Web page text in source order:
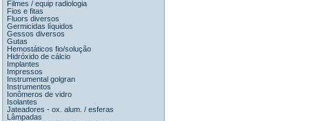
Filmes / equip radiologia
Fios e fitas
Fluors diversos
Germicidas líquidos
Gessos diversos
Gutas
Hemostáticos fio/solução
Hidróxido de cálcio
Implantes
Impressos
Instrumental golgran
Instrumentos
Ionômeros de vidro
Isolantes
Jateadores - ox. alum. / esferas
Lâmpadas